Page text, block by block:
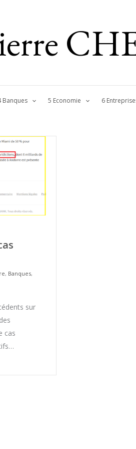
Banques 5 Economie 6
, Banques,
sur
cas